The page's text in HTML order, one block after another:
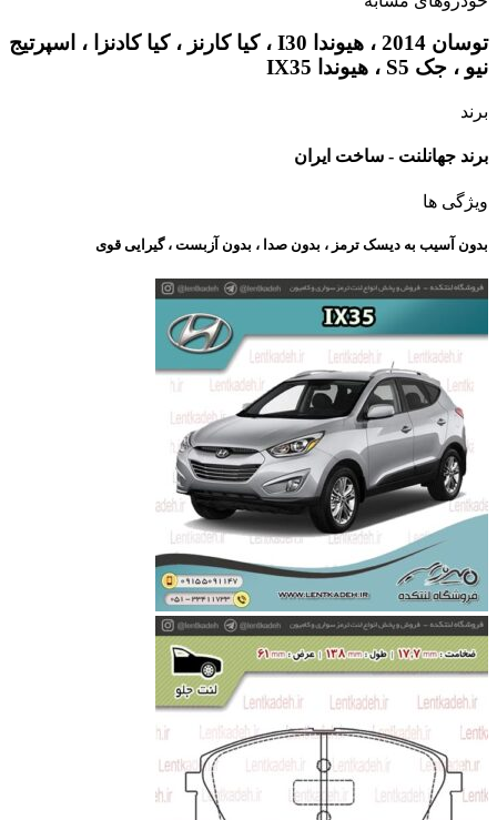
توسان 2014 ، هیوندا I30 ، کیا کارنز ، کیا کادنزا ، اسپرتیج
نیو ، جک S5 ، هیوندا IX35
برند
برند جهانلنت - ساخت ایران
ویژگی ها
بدون آسیب به دیسک ترمز ، بدون صدا ، بدون آزبست ، گیرایی قوی​